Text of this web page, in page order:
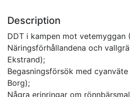
Description
DDT i kampen mot vetemyggan
Näringsförhållandena och
Ekstrand);
Begasningsförsök med
Borg);
Några erinringar om